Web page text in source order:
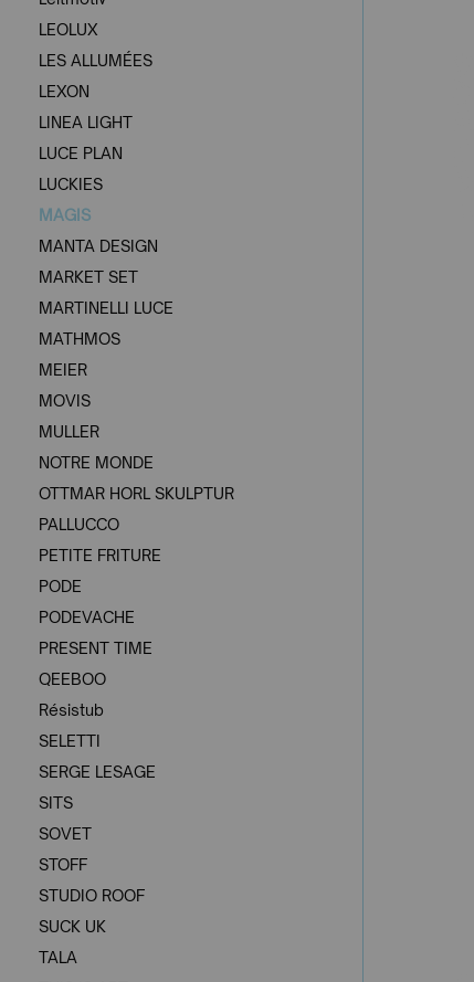
LEOLUX
LES ALLUMÉES
LEXON
LINEA LIGHT
LUCE PLAN
LUCKIES
MAGIS
MANTA DESIGN
MARKET SET
MARTINELLI LUCE
MATHMOS
MEIER
MOVIS
MULLER
NOTRE MONDE
OTTMAR HORL SKULPTUR
PALLUCCO
PETITE FRITURE
PODE
PODEVACHE
PRESENT TIME
QEEBOO
Résistub
SELETTI
SERGE LESAGE
SITS
SOVET
STOFF
STUDIO ROOF
SUCK UK
TALA